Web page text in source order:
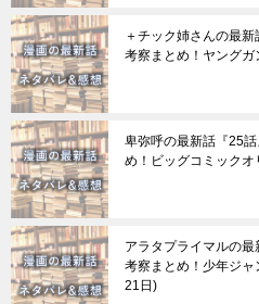
＋チック姉さんの最
考察まとめ！ヤングガ
卑弥呼の最新話『25
め！ビッグコミック
アラタプライマルの最
考察まとめ！少年ジ
21日